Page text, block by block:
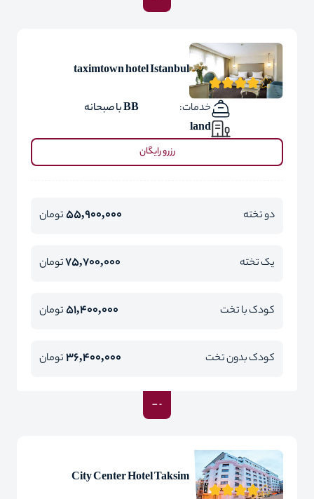
taximtown hotel Istanbul
خدمات:
BB با صبحانه
land
رزرو رایگان
دو تخته 55,900,000تومان
یک تخته 75,700,000تومان
کودک با تخت 51,400,000تومان
کودک بدون تخت 36,400,000تومان
City Center Hotel Taksim